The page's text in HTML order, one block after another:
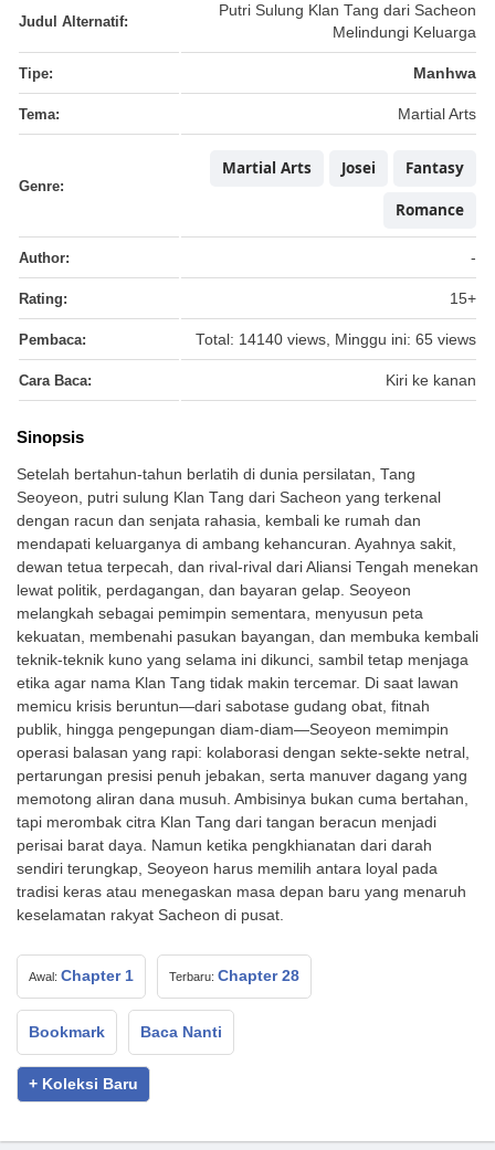
Judul Alternatif:
Putri Sulung Klan Tang dari Sacheon
Melindungi Keluarga
Tipe: Manhwa
Tema: Martial Arts
Genre:
Fantasy
Josei
Martial Arts
Romance
Author: -
Rating: 15+
Pembaca: Total: 14140 views, Minggu ini: 65 views
Cara Baca: Kiri ke kanan
Sinopsis
Setelah bertahun-tahun berlatih di dunia persilatan, Tang
Seoyeon, putri sulung Klan Tang dari Sacheon yang terkenal
dengan racun dan senjata rahasia, kembali ke rumah dan
mendapati keluarganya di ambang kehancuran. Ayahnya sakit,
dewan tetua terpecah, dan rival-rival dari Aliansi Tengah menekan
lewat politik, perdagangan, dan bayaran gelap. Seoyeon
melangkah sebagai pemimpin sementara, menyusun peta
kekuatan, membenahi pasukan bayangan, dan membuka kembali
teknik-teknik kuno yang selama ini dikunci, sambil tetap menjaga
etika agar nama Klan Tang tidak makin tercemar. Di saat lawan
memicu krisis beruntun—dari sabotase gudang obat, fitnah
publik, hingga pengepungan diam-diam—Seoyeon memimpin
operasi balasan yang rapi: kolaborasi dengan sekte-sekte netral,
pertarungan presisi penuh jebakan, serta manuver dagang yang
memotong aliran dana musuh. Ambisinya bukan cuma bertahan,
tapi merombak citra Klan Tang dari tangan beracun menjadi
perisai barat daya. Namun ketika pengkhianatan dari darah
sendiri terungkap, Seoyeon harus memilih antara loyal pada
tradisi keras atau menegaskan masa depan baru yang menaruh
keselamatan rakyat Sacheon di pusat.
Awal: Chapter 1 Terbaru: Chapter 28
Bookmark Baca Nanti
+ Koleksi Baru